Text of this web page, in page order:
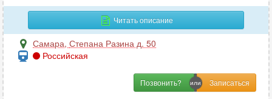
Читать описание
Самара, Степана Разина д. 50
Российская
Позвонить?